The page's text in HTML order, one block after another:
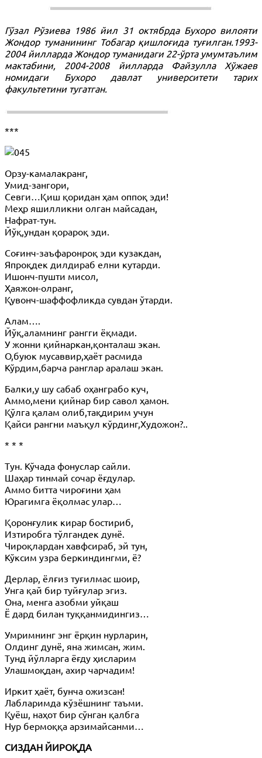
Гўзал Рўзиева 1986 йил 31 октябрда Бухоро вилояти
Жондор туманининг Тобагар қишлоғида туғилган.1993-
2004 йилларда Жондор туманидаги 22-ўрта умумтаълим
мактабини, 2004-2008 йилларда Файзулла Хўжаев
номидаги Бухоро давлат университети тарих
факультетини тугатган.
***
Орзу-камалакранг,
Умид-зангори,
Севги…Қиш қоридан ҳам оппоқ эди!
Меҳр яшилликни олган майсадан,
Нафрат-тун.
Йўқ,ундан қорароқ эди.
Соғинч-заъфаронроқ эди кузакдан,
Япроқдек дилдираб елни кутарди.
Ишонч-пушти мисол,
Ҳаяжон-олранг,
Қувонч-шаффофликда сувдан ўтарди.
Алам….
Йўқ,аламнинг рангги ёқмади.
У жонни қийнаркан,қонталаш экан.
О,буюк мусаввир,ҳаёт расмида
Кўрдим,барча ранглар аралаш экан.
Балки,у шу сабаб оҳанграбо куч,
Аммо,мени қийнар бир савол ҳамон.
Қўлга қалам олиб,тақдирим учун
Қайси рангни маъқул кўрдинг,Художон?..
* * *
Тун. Кўчада фонуслар сайли.
Шаҳар тинмай сочар ёғдулар.
Аммо битта чироғини ҳам
Юрагимга ёқолмас улар…
Қоронғулик кирар бостириб,
Изтиробга тўлгандек дунё.
Чироқлардан хавфсираб, эй тун,
Кўксим узра беркиндингми, ё?
Дерлар, ёлғиз туғилмас шоир,
Унга қай бир туйғулар эгиз.
Она, менга азобми уйқаш
Ё дард билан туққанмидингиз…
Умримнинг энг ёрқин нурларин,
Олдинг дунё, яна жимсан, жим.
Тунд йўлларга ёғду ҳисларим
Улашмоқдан, ахир чарчадим!
Иркит ҳаёт, бунча ожизсан!
Лабларимда кўзёшнинг таъми.
Қуёш, наҳот бир сўнган қалбга
Нур бермоққа арзимайсанми…
СИЗДАН ЙИРОҚДА